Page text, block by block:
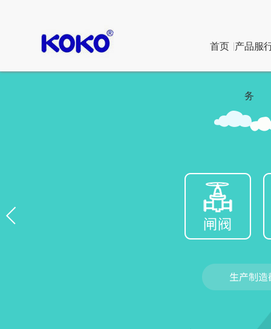
首页 产品服
务